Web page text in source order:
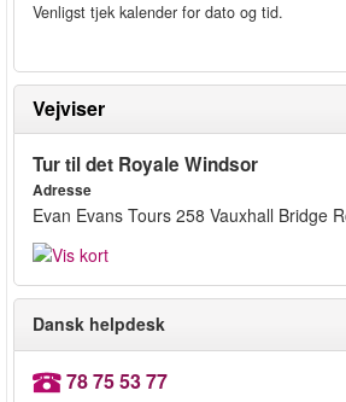
Venligst tjek kalender for dato og tid.
Vejviser
Tur til det Royale Windsor
Adresse
Evan Evans Tours 258 Vauxhall Bridge
Dansk helpdesk
78 75 53 77